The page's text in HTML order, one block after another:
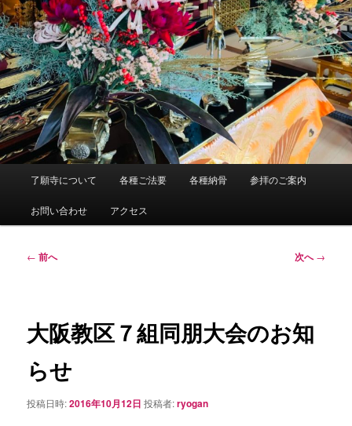
了願寺について 各種ご法要 各種納骨 参拝のご案内
お問い合わせ アクセス
投
ゲ
ー
ョ
ン
← 前へ 次へ→
大阪教区７組同朋大会のお知
らせ
投稿日時:2016年10月12日 投稿者:ryogan